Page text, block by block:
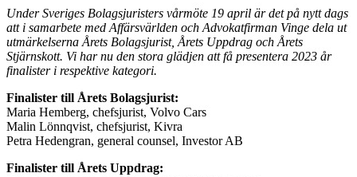
Under Sveriges Bolagsjuristers vårmöte 19 april är det på nytt dags
att i samarbete med Affärsvärlden och Advokatfirman Vinge dela ut
utmärkelserna Årets Bolagsjurist, Årets Uppdrag och Årets
Stjärnskott. Vi har nu den stora glädjen att få presentera 2023 år
finalister i respektive kategori.
Finalister till Årets Bolagsjurist:
Maria Hemberg, chefsjurist, Volvo Cars
Malin Lönnqvist, chefsjurist, Kivra
Petra Hedengran, general counsel, Investor AB
Finalister till Årets Uppdrag: